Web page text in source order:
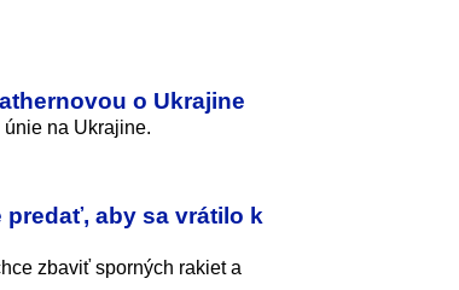
o Ukrajine
na Ukrajine.
aby sa vrátilo k
zbaviť sporných rakiet a